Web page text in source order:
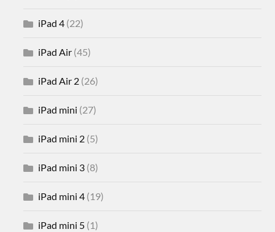
iPad 4 (22)
iPad Air (45)
iPad Air 2 (26)
iPad mini (27)
iPad mini 2 (5)
iPad mini 3 (8)
iPad mini 4 (19)
iPad mini 5 (1)